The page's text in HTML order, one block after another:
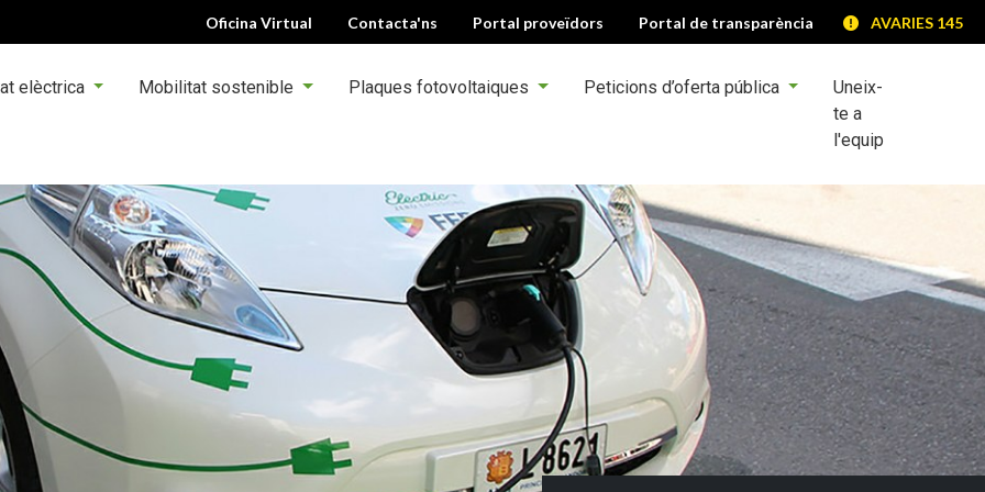
Oficina Virtual Contacta'ns Portal proveïdors Portal de transparència AVARIES 145
elèctrica Mobilitat sostenible Plaques fotovoltaiques Peticions d’oferta pública
Uneix-
te a
l'equip